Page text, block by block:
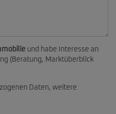
und habe Interesse an
(Beratung, Marktüberblick
Daten, weitere